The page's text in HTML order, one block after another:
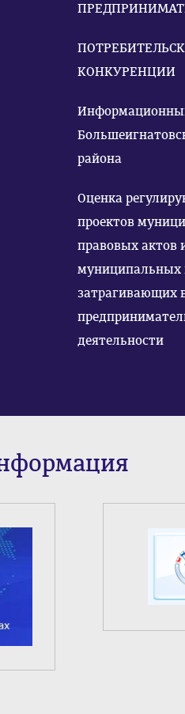
КОНКУРЕНЦИИ
района
Оценка
проектов
правовых актов
муниципальных
затрагивающих
деятельности